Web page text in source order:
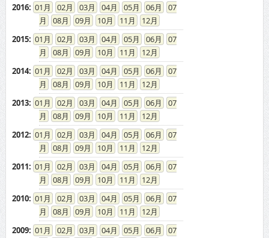
2016: 01 02 03 04 05 06
07
08
09 10 11
12
2015: 01 02 03 04 05 06
07
08
09 10 11
12
2014: 01 02 03 04 05 06
07
08
09 10 11
12
2013: 01 02 03 04 05 06
07
08
09 10 11
12
2012: 01 02 03 04 05 06
07
08
09 10 11
12
2011: 01 02 03 04 05 06
07
08
09 10 11
12
2010: 01 02 03 04 05 06
07
08
09 10 11
12
2009: 01 02 03 04 05 06
07